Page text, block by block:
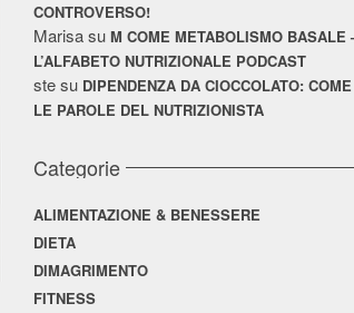
CONTROVERSO!
Marisasu M COME METABOLISMO BASALE
L’ALFABETO NUTRIZIONALE PODCAST
stesu DIPENDENZA DA CIOCCOLATO:
LE PAROLE DEL NUTRIZIONISTA
Categorie
ALIMENTAZIONE & BENESSERE
DIETA
DIMAGRIMENTO
FITNESS